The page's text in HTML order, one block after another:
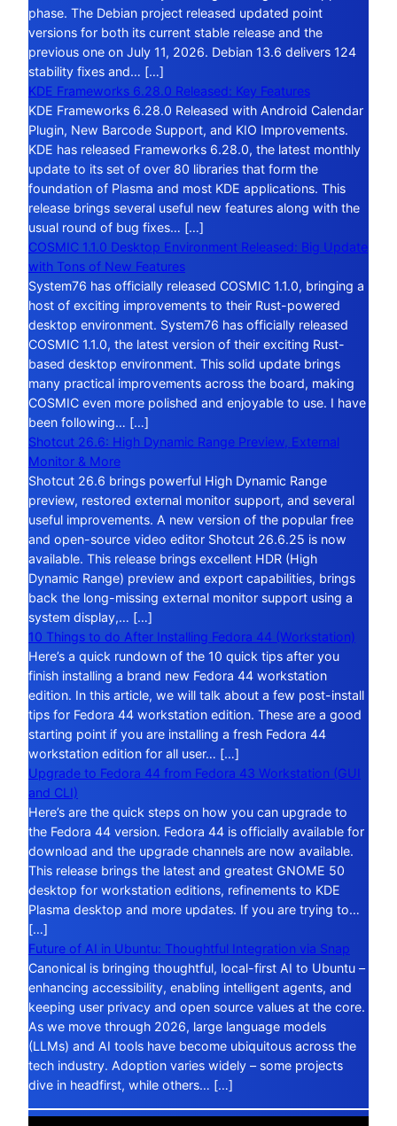
phase. The Debian project released updated point
versions for both its current stable release and the
previous one on July 11, 2026. Debian 13.6 delivers 124
stability fixes and… […]
KDE Frameworks 6.28.0 Released: Key Features
KDE Frameworks 6.28.0 Released with Android Calendar
Plugin, New Barcode Support, and KIO Improvements.
KDE has released Frameworks 6.28.0, the latest monthly
update to its set of over 80 libraries that form the
foundation of Plasma and most KDE applications. This
release brings several useful new features along with the
usual round of bug fixes… […]
COSMIC 1.1.0 Desktop Environment Released: Big Update
with Tons of New Features
System76 has officially released COSMIC 1.1.0, bringing a
host of exciting improvements to their Rust-powered
desktop environment. System76 has officially released
COSMIC 1.1.0, the latest version of their exciting Rust-
based desktop environment. This solid update brings
many practical improvements across the board, making
COSMIC even more polished and enjoyable to use. I have
been following… […]
Shotcut 26.6: High Dynamic Range Preview, External
Monitor & More
Shotcut 26.6 brings powerful High Dynamic Range
preview, restored external monitor support, and several
useful improvements. A new version of the popular free
and open-source video editor Shotcut 26.6.25 is now
available. This release brings excellent HDR (High
Dynamic Range) preview and export capabilities, brings
back the long-missing external monitor support using a
system display,… […]
10 Things to do After Installing Fedora 44 (Workstation)
Here’s a quick rundown of the 10 quick tips after you
finish installing a brand new Fedora 44 workstation
edition. In this article, we will talk about a few post-install
tips for Fedora 44 workstation edition. These are a good
starting point if you are installing a fresh Fedora 44
workstation edition for all user… […]
Upgrade to Fedora 44 from Fedora 43 Workstation (GUI
and CLI)
Here’s are the quick steps on how you can upgrade to
the Fedora 44 version. Fedora 44 is officially available for
download and the upgrade channels are now available.
This release brings the latest and greatest GNOME 50
desktop for workstation editions, refinements to KDE
Plasma desktop and more updates. If you are trying to…
[…]
Future of AI in Ubuntu: Thoughtful Integration via Snap
Canonical is bringing thoughtful, local-first AI to Ubuntu –
enhancing accessibility, enabling intelligent agents, and
keeping user privacy and open source values at the core.
As we move through 2026, large language models
(LLMs) and AI tools have become ubiquitous across the
tech industry. Adoption varies widely – some projects
dive in headfirst, while others… […]